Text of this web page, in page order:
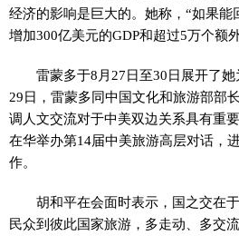
经济的影响是巨大的。她称，“如果能
增加300亿美元的GDP和超过5万个额
雷蒙多于8月27日至30日展开了
29日，雷蒙多同中国文化和旅游部部
调人文交流对于中美双边关系具有重
在华举办第14届中美旅游高层对话，
作。
胡和平在会面时表示，国之交在
民众到彼此国家旅游，多走动、多交